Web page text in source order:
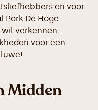
en voor
Park De Hoge
verkennen.
voor een
Midden